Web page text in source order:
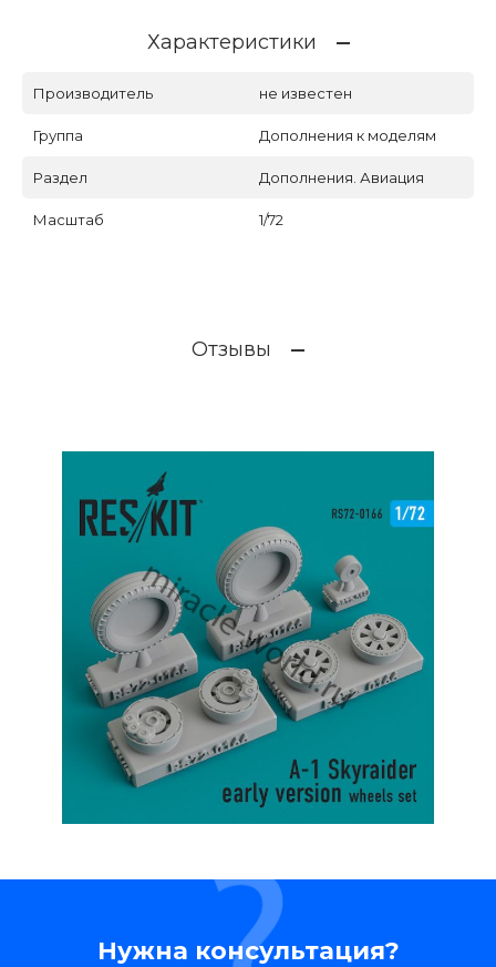
Характеристики
Производитель не известен
Группа Дополнения к моделям
Раздел Дополнения. Авиация
Масштаб 1/72
Отзывы
Нужна консультация?